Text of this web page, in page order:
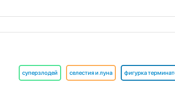
суперзлодей селестия и луна фигурка